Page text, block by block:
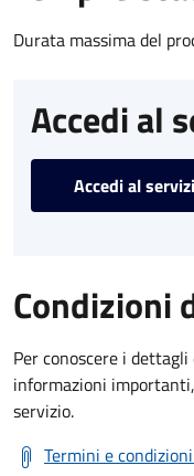
Durata massima del
Accedi al
Accedi al
Condizioni
Per conoscere i
informazioni
servizio.
Termini e